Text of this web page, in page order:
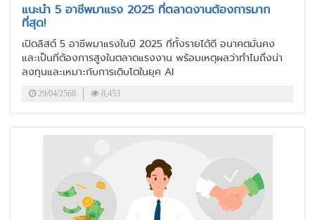
แนะนำ 5 อาชีพมาแรง 2025 ที่ตลาดงานต้องการมาก
ที่สุด!
เปิดลิสต์ 5 อาชีพมาแรงในปี 2025 ที่ทั้งรายได้ดี อนาคตมั่นคง
และเป็นที่ต้องการสูงในตลาดแรงงาน พร้อมเหตุผลว่าทำไมถึงน่า
ลงทุนและเหมาะกับการเติบโตในยุค AI
29/04/2568 8,453